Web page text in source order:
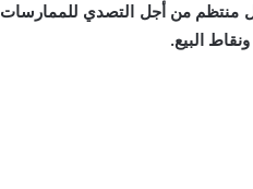
منتظم من أجل التصدي للممارسات
البيع.